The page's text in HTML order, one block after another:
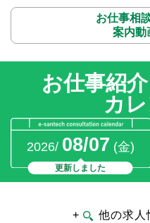
お仕事相
案内動
お仕事紹
カ
2026/ 08/07 (金)
更新しました
+ 他の求人